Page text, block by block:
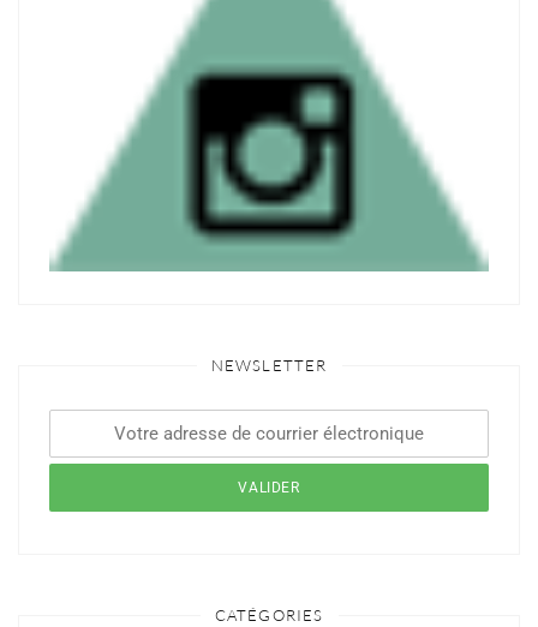
NEWSLETTER
CATÉGORIES